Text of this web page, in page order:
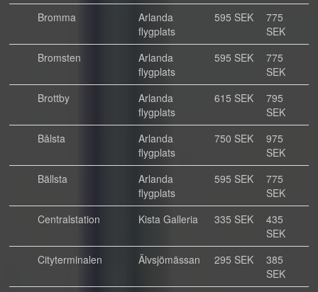
Bromma
Arlanda
flygplats
595 SEK
775
SEK
Bromsten
Arlanda
flygplats
595 SEK
775
SEK
Brottby
Arlanda
flygplats
615 SEK
795
SEK
Bålsta
Arlanda
flygplats
750 SEK
975
SEK
Bällsta
Arlanda
flygplats
595 SEK
775
SEK
Centralstation
Kista Galleria 335 SEK
435
SEK
Cityterminalen
Älvsjömässan 295 SEK
385
SEK